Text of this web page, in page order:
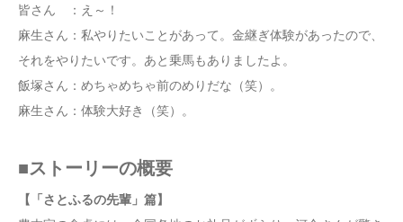
皆さん ：え～！
麻生さん：私やりたいことがあって。金継ぎ体験があったので、
それをやりたいです。あと乗馬もありましたよ。
飯塚さん：めちゃめちゃ前のめりだな（笑）。
麻生さん：体験大好き（笑）。
■ストーリーの概要
【「さとふるの先輩」篇】